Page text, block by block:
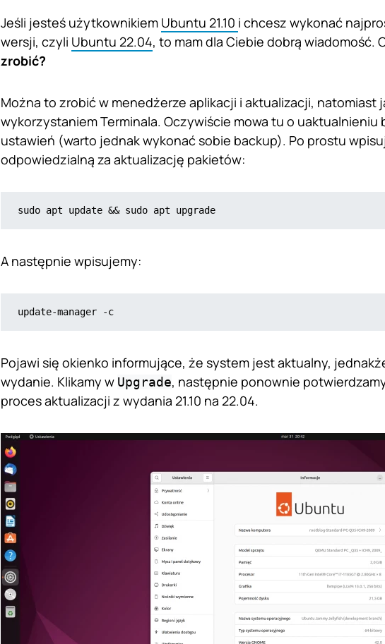
Jeśli jesteś użytkownikiem Ubuntu 21.10 i chcesz wykonać
wersji, czyli Ubuntu 22.04, to mam dla Ciebie dobrą wiadomość.
zrobić?
Można to zrobić w menedżerze aplikacji i aktualizacji, natomiast
wykorzystaniem Terminala. Oczywiście mowa tu o
ustawień (warto jednak wykonać sobie backup). Po prostu
odpowiedzialną za aktualizację pakietów:
sudo apt update && sudo apt upgrade
A następnie wpisujemy:
update-manager -c
Pojawi się okienko informujące, że system jest aktualny,
wydanie. Klikamy w Upgrade, następnie ponownie
proces aktualizacji z wydania 21.10 na 22.04.